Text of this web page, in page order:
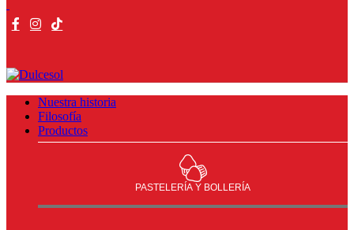
Nuestra historia
Filosofía
Productos
PASTELERÍA Y BOLLERÍA